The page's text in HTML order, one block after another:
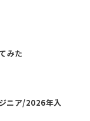
みた
ニア/2026年入